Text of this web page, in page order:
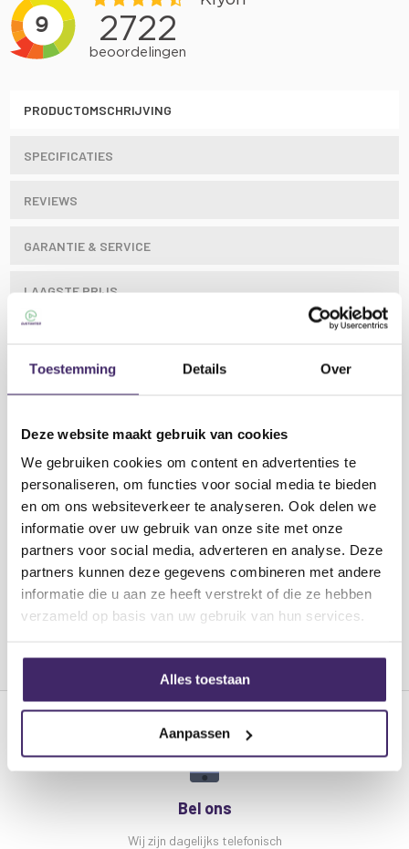
Toestemming Details Over
Deze website maakt gebruik van cookies
We gebruiken cookies om content en advertenties te
personaliseren, om functies voor social media te bieden
en om ons websiteverkeer te analyseren. Ook delen we
informatie over uw gebruik van onze site met onze
partners voor social media, adverteren en analyse. Deze
partners kunnen deze gegevens combineren met andere
informatie die u aan ze heeft verstrekt of die ze hebben
verzameld op basis van uw gebruik van hun services.
Alles toestaan
Aanpassen
PRODUCTOMSCHRIJVING
SPECIFICATIES
REVIEWS
GARANTIE & SERVICE
LAAGSTE PRIJS
Dit effect combineert 4 gobo's met een Astro om een
grote hoeveelheid aan stralen en patronen in de
Kenmerken Ibiza light Astro - GOBO Astro licht
effect met gobo projectie:
Astro: 4 x 3W RGBW LED
Gobo: 4 x 3W RGBW LED
8 DMX kanalen
Auto, master-slave, geluid of DMX bestuurde
modus
Display
Specificaties Ibiza light Astro - GOBO Astro licht
effect met gobo projectie:
Afmetingen :215 x 215 x 165mm
Gewicht: 0.754kg
Opgenomen vermogen: 30W
Lees meer
Bel ons
Wij zijn dagelijks telefonisch